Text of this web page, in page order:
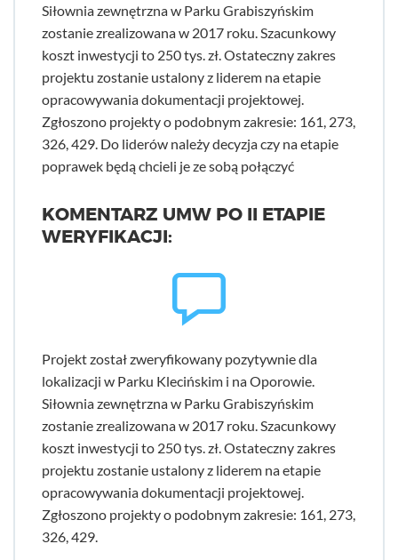
Siłownia zewnętrzna w Parku Grabiszyńskim
zostanie zrealizowana w 2017 roku. Szacunkowy
koszt inwestycji to 250 tys. zł. Ostateczny zakres
projektu zostanie ustalony z liderem na etapie
opracowywania dokumentacji projektowej.
Zgłoszono projekty o podobnym zakresie: 161, 273,
326, 429. Do liderów należy decyzja czy na etapie
poprawek będą chcieli je ze sobą połączyć
KOMENTARZ UMW PO II ETAPIE
WERYFIKACJI:
Projekt został zweryfikowany pozytywnie dla
lokalizacji w Parku Klecińskim i na Oporowie.
Siłownia zewnętrzna w Parku Grabiszyńskim
zostanie zrealizowana w 2017 roku. Szacunkowy
koszt inwestycji to 250 tys. zł. Ostateczny zakres
projektu zostanie ustalony z liderem na etapie
opracowywania dokumentacji projektowej.
Zgłoszono projekty o podobnym zakresie: 161, 273,
326, 429.